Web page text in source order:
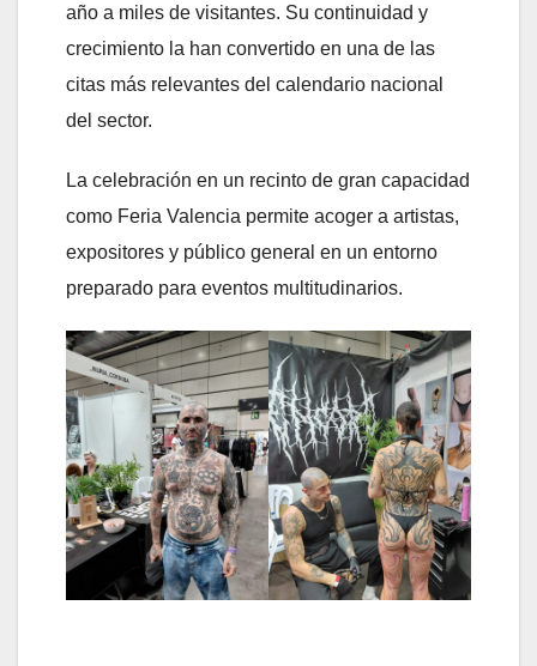
año a miles de visitantes. Su continuidad y
crecimiento la han convertido en una de las
citas más relevantes del calendario nacional
del sector.
La celebración en un recinto de gran capacidad
como Feria Valencia permite acoger a artistas,
expositores y público general en un entorno
preparado para eventos multitudinarios.